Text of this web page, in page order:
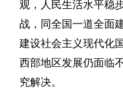
观，人民生活水平稳
战，同全国一道全面
建设社会主义现代化
西部地区发展仍面临
究解决。